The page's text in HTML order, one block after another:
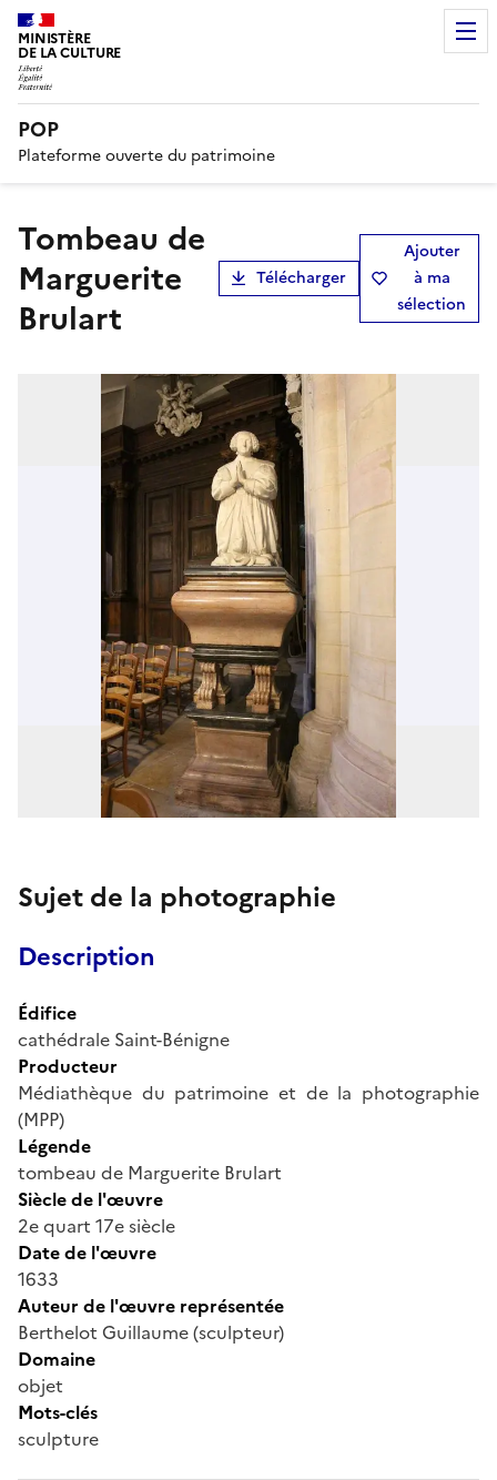
MINISTÈRE
DE LA CULTURE
POP
Plateforme ouverte du patrimoine
tombeau de
Marguerite
Brulart
Télécharger
Ajouter
à ma
sélection
Sujet de la photographie
Description
Édifice
cathédrale Saint-Bénigne
Producteur
Médiathèque du patrimoine et de la photographie
(MPP)
Légende
tombeau de Marguerite Brulart
Siècle de l'œuvre
2e quart 17e siècle
Date de l'œuvre
1633
Auteur de l'œuvre représentée
Berthelot Guillaume (sculpteur)
Domaine
objet
Mots-clés
sculpture